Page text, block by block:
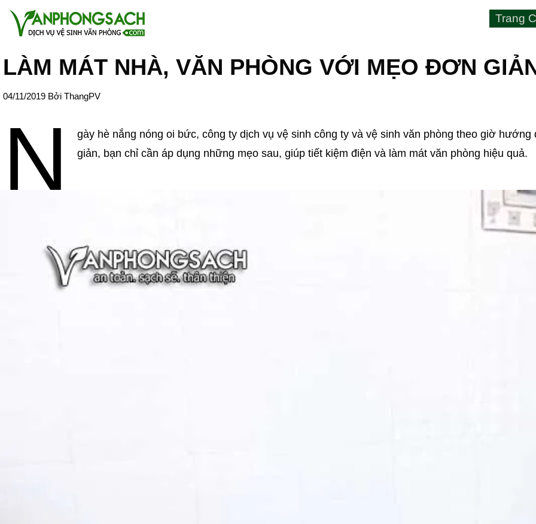
Trang
LÀM MÁT NHÀ, VĂN PHÒNG VỚI MẸO ĐƠN
04/11/2019 Bởi ThangPV
N
gày hè nắng nóng oi bức, công ty dịch vụ vệ sinh công ty và vệ sinh văn phòng theo giờ
giản, bạn chỉ cần áp dụng những mẹo sau, giúp tiết kiệm điện và làm mát văn phòng hiệu quả.